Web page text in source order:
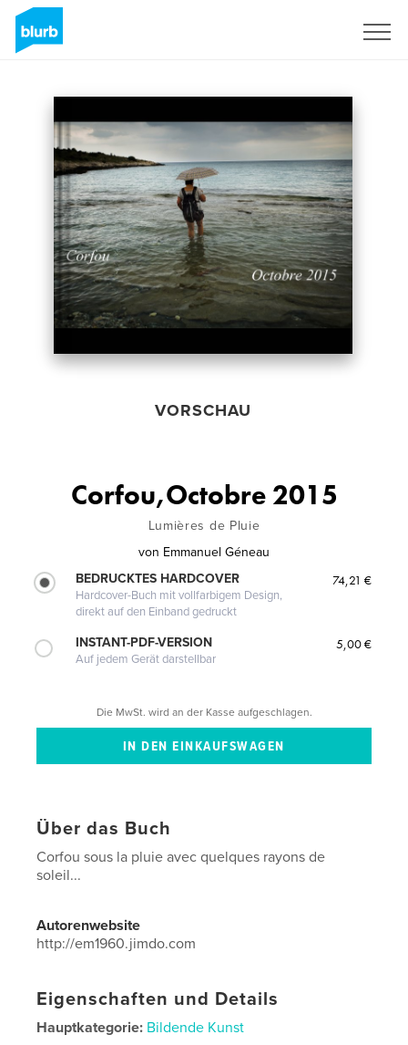
VORSCHAU
Corfou,Octobre 2015
Lumières de Pluie
von Emmanuel Géneau
BEDRUCKTES HARDCOVER
Hardcover-Buch mit vollfarbigem Design,
direkt auf den Einband gedruckt
74,21 €
INSTANT-PDF-VERSION
Auf jedem Gerät darstellbar
5,00 €
Die MwSt. wird an der Kasse aufgeschlagen.
Über das Buch
Corfou sous la pluie avec quelques rayons de
soleil...
Autorenwebsite
http://em1960.jimdo.com
Eigenschaften und Details
Hauptkategorie: Bildende Kunst